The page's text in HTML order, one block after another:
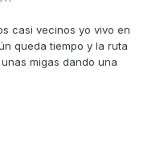
casi vecinos yo vivo en
queda tiempo y la ruta
migas dando una